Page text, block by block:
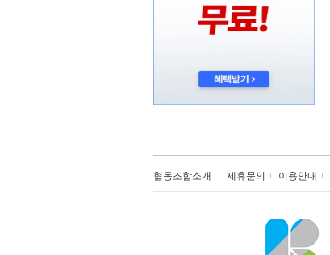
협동조합소개 제휴문의 이용안내